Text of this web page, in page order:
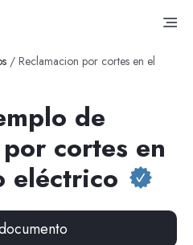
/ Reclamacion por cortes en el
de
cortes en
eléctrico